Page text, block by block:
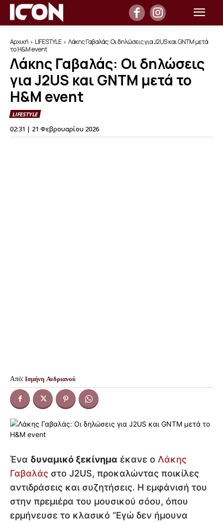
Αρχική LIFESTYLE
Λάκης Γαβαλάς: Οι δηλώσεις για J2US και GNTM μετά
το H&M event
Λάκης Γαβαλάς: Οι δηλώσεις
για J2US και GNTM μετά το
H&M event
LIFESTYLE
02:31 | 21 Φεβρουαρίου 2026
Από: Ισμήνη Ανδριανού
Ένα δυναμικό ξεκίνημα έκανε ο Λάκης
Γαβαλάς στο J2US, προκαλώντας ποικίλες
αντιδράσεις και συζητήσεις. Η εμφάνισή του
στην πρεμιέρα του μουσικού σόου, όπου
ερμήνευσε το κλασικό “Εγώ δεν ήμουνα